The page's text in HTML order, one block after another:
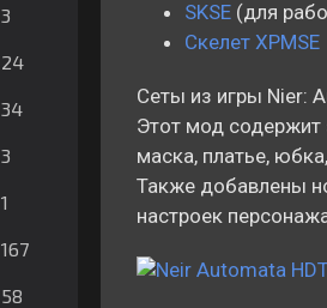
3
24
34
3
1
167
58
SKSE(для
Скелет XPMSE
Сеты из игры Nier:
Этот мод содержит
маска, платье,
Также добавлены
настроек